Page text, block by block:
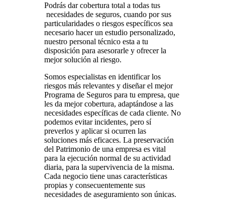
Podrás dar cobertura total a todas tus
necesidades de seguros, cuando por sus
particularidades o riesgos específicos sea
necesario hacer un estudio personalizado,
nuestro personal técnico esta a tu
disposición para asesorarle y ofrecer la
mejor solución al riesgo.
Somos especialistas en identificar los
riesgos más relevantes y diseñar el mejor
Programa de Seguros para tu empresa, que
les da mejor cobertura, adaptándose a las
necesidades específicas de cada cliente. No
podemos evitar incidentes, pero sí
preverlos y aplicar si ocurren las
soluciones más eficaces. La preservación
del Patrimonio de una empresa es vital
para la ejecución normal de su actividad
diaria, para la supervivencia de la misma.
Cada negocio tiene unas características
propias y consecuentemente sus
necesidades de aseguramiento son únicas.